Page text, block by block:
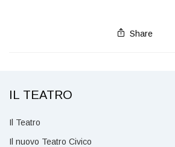
Share
IL TEATRO
Il Teatro
Il nuovo Teatro Civico